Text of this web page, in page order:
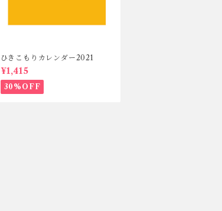
ひきこもりカレンダー2021
¥1,415
30%OFF